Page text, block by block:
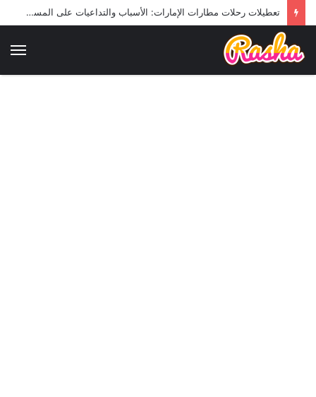
تعطيلات رحلات مطارات الإمارات: الأسباب والتداعيات على المسافرين